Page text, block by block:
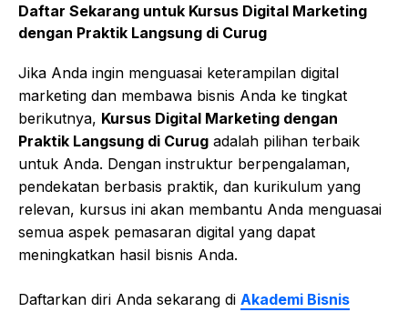
Daftar Sekarang untuk Kursus Digital Marketing
dengan Praktik Langsung di Curug
Jika Anda ingin menguasai keterampilan digital
marketing dan membawa bisnis Anda ke tingkat
berikutnya, Kursus Digital Marketing dengan
Praktik Langsung di Curug adalah pilihan terbaik
untuk Anda. Dengan instruktur berpengalaman,
pendekatan berbasis praktik, dan kurikulum yang
relevan, kursus ini akan membantu Anda menguasai
semua aspek pemasaran digital yang dapat
meningkatkan hasil bisnis Anda.
Daftarkan diri Anda sekarang di Akademi Bisnis